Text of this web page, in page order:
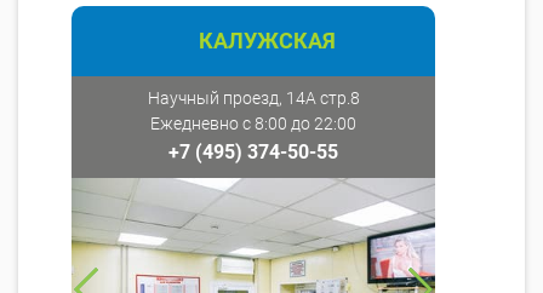
КАЛУЖСКАЯ
Научный проезд, 14А стр.8
Ежедневно с 8:00 до 22:00
+7 (495) 374-50-55